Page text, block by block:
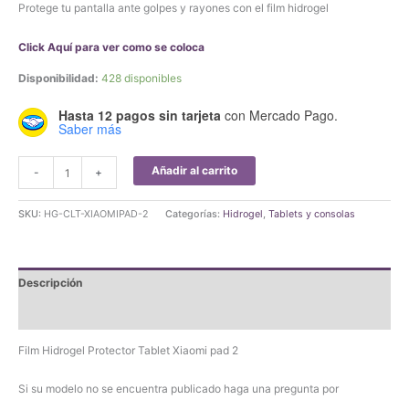
Protege tu pantalla ante golpes y rayones con el film hidrogel
Click Aquí para ver como se coloca
Disponibilidad: 428 disponibles
Hasta 12 pagos sin tarjeta con Mercado Pago.
Saber más
-
Hidrogel
Protector
pad
2
+ Añadir al carrito
SKU: HG-CLT-XIAOMIPAD-2 Categorías: Hidrogel , Tablets y consolas
Descripción
Film Hidrogel Protector Tablet Xiaomi pad 2
Si su modelo no se encuentra publicado haga una pregunta por